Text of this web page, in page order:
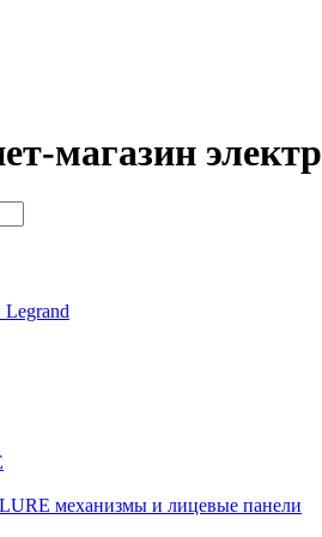
магазин
механизмы и лицевые панели